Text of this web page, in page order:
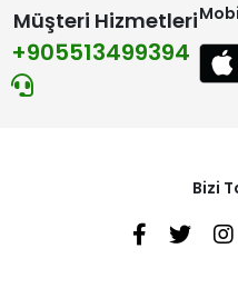
Müşteri Hizmetleri
+905513499394
Bizi